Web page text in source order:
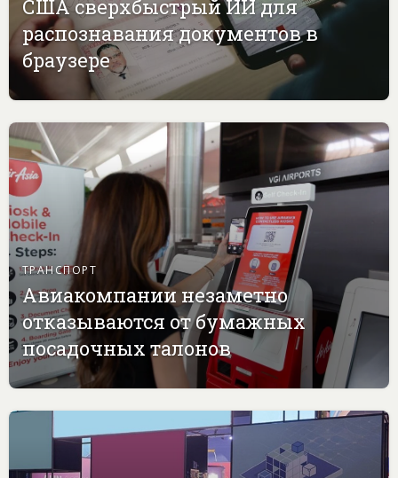
США сверхбыстрый ИИ для
распознавания документов в
браузере
ТРАНСПОРТ
Авиакомпании незаметно
отказываются от бумажных
посадочных талонов